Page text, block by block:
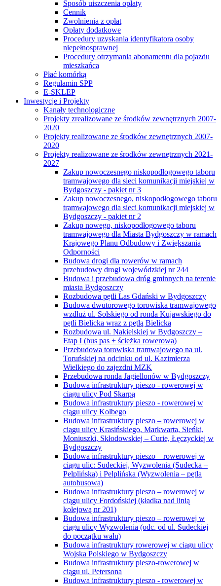
Sposób uiszczenia opłaty
Cennik
Zwolnienia z opłat
Opłaty dodatkowe
Procedury uzyskania identyfikatora osoby
niepełnosprawnej
Procedury otrzymania abonamentu dla pojazdu
mieszkańca
Płać komórką
Regulamin SPP
E-SKLEP
Inwestycje i Projekty
Kanały technologiczne
Projekty zrealizowane ze środków zewnętrznych 2007-
2020
Projekty realizowane ze środków zewnętrznych 2007-
2020
Projekty realizowane ze środków zewnętrznych 2021-
2027
Zakup nowoczesnego niskopodłogowego taboru
tramwajowego dla sieci komunikacji miejskiej w
Bydgoszczy - pakiet nr 3
Zakup nowoczesnego, niskopodłogowego taboru
tramwajowego dla sieci komunikacji miejskiej w
Bydgoszczy - pakiet nr 2
Zakup nowego, niskopodłogowego taboru
tramwajowego dla Miasta Bydgoszczy w ramach
Krajowego Planu Odbudowy i Zwiększania
Odporności
Budowa drogi dla rowerów w ramach
przebudowy drogi wojewódzkiej nr 244
Budowa i przebudowa dróg gminnych na terenie
miasta Bydgoszczy
Rozbudowa pętli Las Gdański w Bydgoszczy
Budowa dwutorowego torowiska tramwajowego
wzdłuż ul. Solskiego od ronda Kujawskiego do
pętli Bielicka wraz z pętlą Bielicka
Rozbudowa ul. Nakielskiej w Bydgoszczy –
Etap I (bus pas + ścieżka rowerowa)
Przebudowa torowiska tramwajowego na ul.
Toruńskiej na odcinku od ul. Kazimierza
Wielkiego do zajezdni MZK
Przebudowa ronda Jagiellonów w Bydgoszczy
Budowa infrastruktury pieszo - rowerowej w
ciągu ulicy Pod Skarpą
Budowa infrastruktury pieszo - rowerowej w
ciągu ulicy Kolbego
Budowa infrastruktury pieszo – rowerowej w
ciągu ulicy Krasińskiego, Markwarta, Sieńki,
Moniuszki, Skłodowskiej – Curie, Łęczyckiej w
Bydgoszczy
Budowa infrastruktury pieszo – rowerowej w
ciągu ulic: Sudeckiej, Wyzwolenia (Sudecka –
Pelplińska) i Pelplińska (Wyzwolenia – pętla
autobusowa)
Budowa infrastruktury pieszo – rowerowej w
ciągu ulicy Fordońskiej (kładka nad linią
kolejową nr 201)
Budowa infrastruktury pieszo – rowerowej w
ciągu ulicy Wyzwolenia (odc. od ul. Sudeckiej
do początku wału)
Budowa infrastruktury rowerowej w ciągu ulicy
Wojska Polskiego w Bydgoszczy
Budowa infrastruktury pieszo-rowerowej w
ciągu ul. Petersona
Budowa infrastruktury pieszo - rowerowej w